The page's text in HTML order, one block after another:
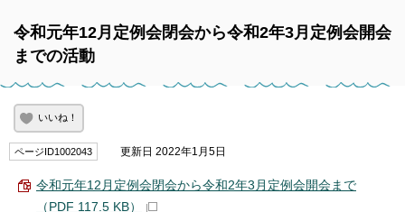
令和元年12月定例会閉会から令和2年3月定例会開会
までの活動
いいね！
ページID1002043 更新日 2022年1月5日
令和元年12月定例会閉会から令和2年3月定例会開会まで
（PDF 117.5 KB）